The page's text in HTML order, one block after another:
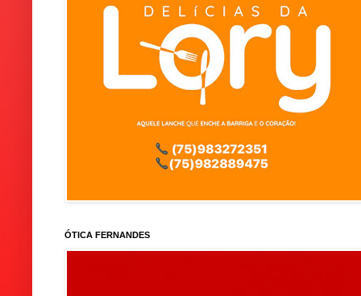
ÓTICA FERNANDES